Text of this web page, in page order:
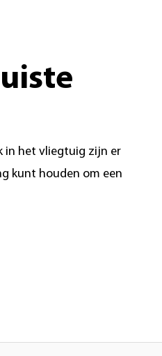
in het vliegtuig zijn er
kunt houden om een